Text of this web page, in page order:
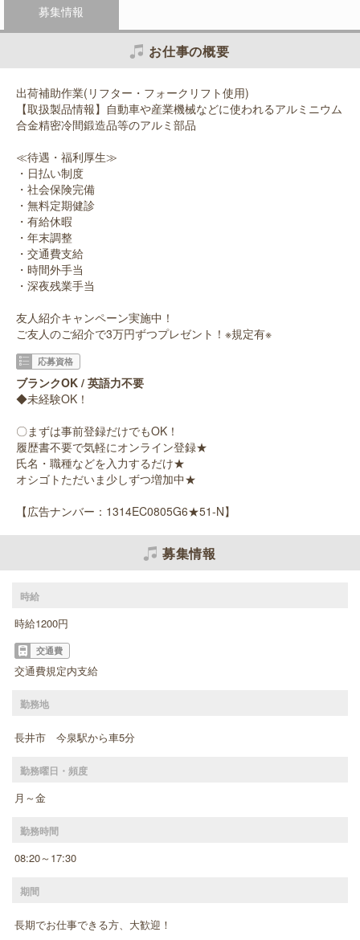
募集情報
お仕事の概要
出荷補助作業(リフター・フォークリフト使用)
【取扱製品情報】自動車や産業機械などに使われるアルミニウム
合金精密冷間鍛造品等のアルミ部品
≪待遇・福利厚生≫
・日払い制度
・社会保険完備
・無料定期健診
・有給休暇
・年末調整
・交通費支給
・時間外手当
・深夜残業手当
友人紹介キャンペーン実施中！
ご友人のご紹介で3万円ずつプレゼント！※規定有※
応募資格
ブランクOK / 英語力不要
◆未経験OK！
〇まずは事前登録だけでもOK！
履歴書不要で気軽にオンライン登録★
氏名・職種などを入力するだけ★
オシゴトただいま少しずつ増加中★
【広告ナンバー：1314EC0805G6★51-N】
募集情報
時給
時給1200円
交通費
交通費規定内支給
勤務地
長井市 今泉駅から車5分
勤務曜日・頻度
月～金
勤務時間
08:20～17:30
期間
長期でお仕事できる方、大歓迎！